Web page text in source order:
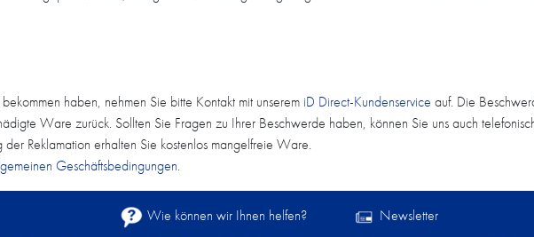
haben, nehmen Sie bitte Kontakt mit unserem iD Direct-Kundenservice auf. Die
Ware zurück. Sollten Sie Fragen zu Ihrer Beschwerde haben, können Sie uns auch
Reklamation erhalten Sie kostenlos mangelfreie Ware.
Geschäftsbedingungen.
Wie können wir Ihnen helfen?​
Newsletter